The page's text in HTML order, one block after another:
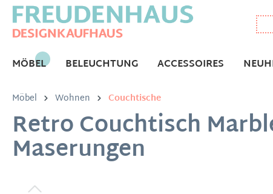
MÖBEL BELEUCHTUNG ACCESSOIRES
Möbel Wohnen Couchtische
Retro Couchtisch
Maserungen